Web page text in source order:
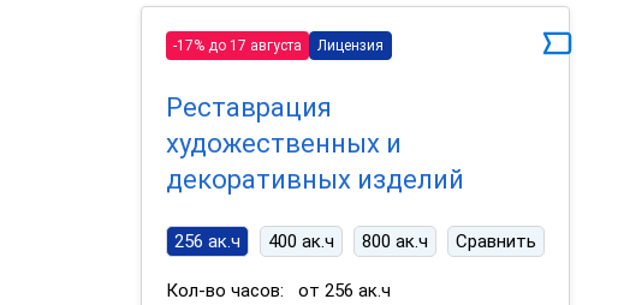
-17% до 17 августа Лицензия
Реставрация
художественных и
декоративных изделий
256 ак.ч 400 ак.ч 800 ак.ч Сравнить
Кол-во часов:
от 256 ак.ч